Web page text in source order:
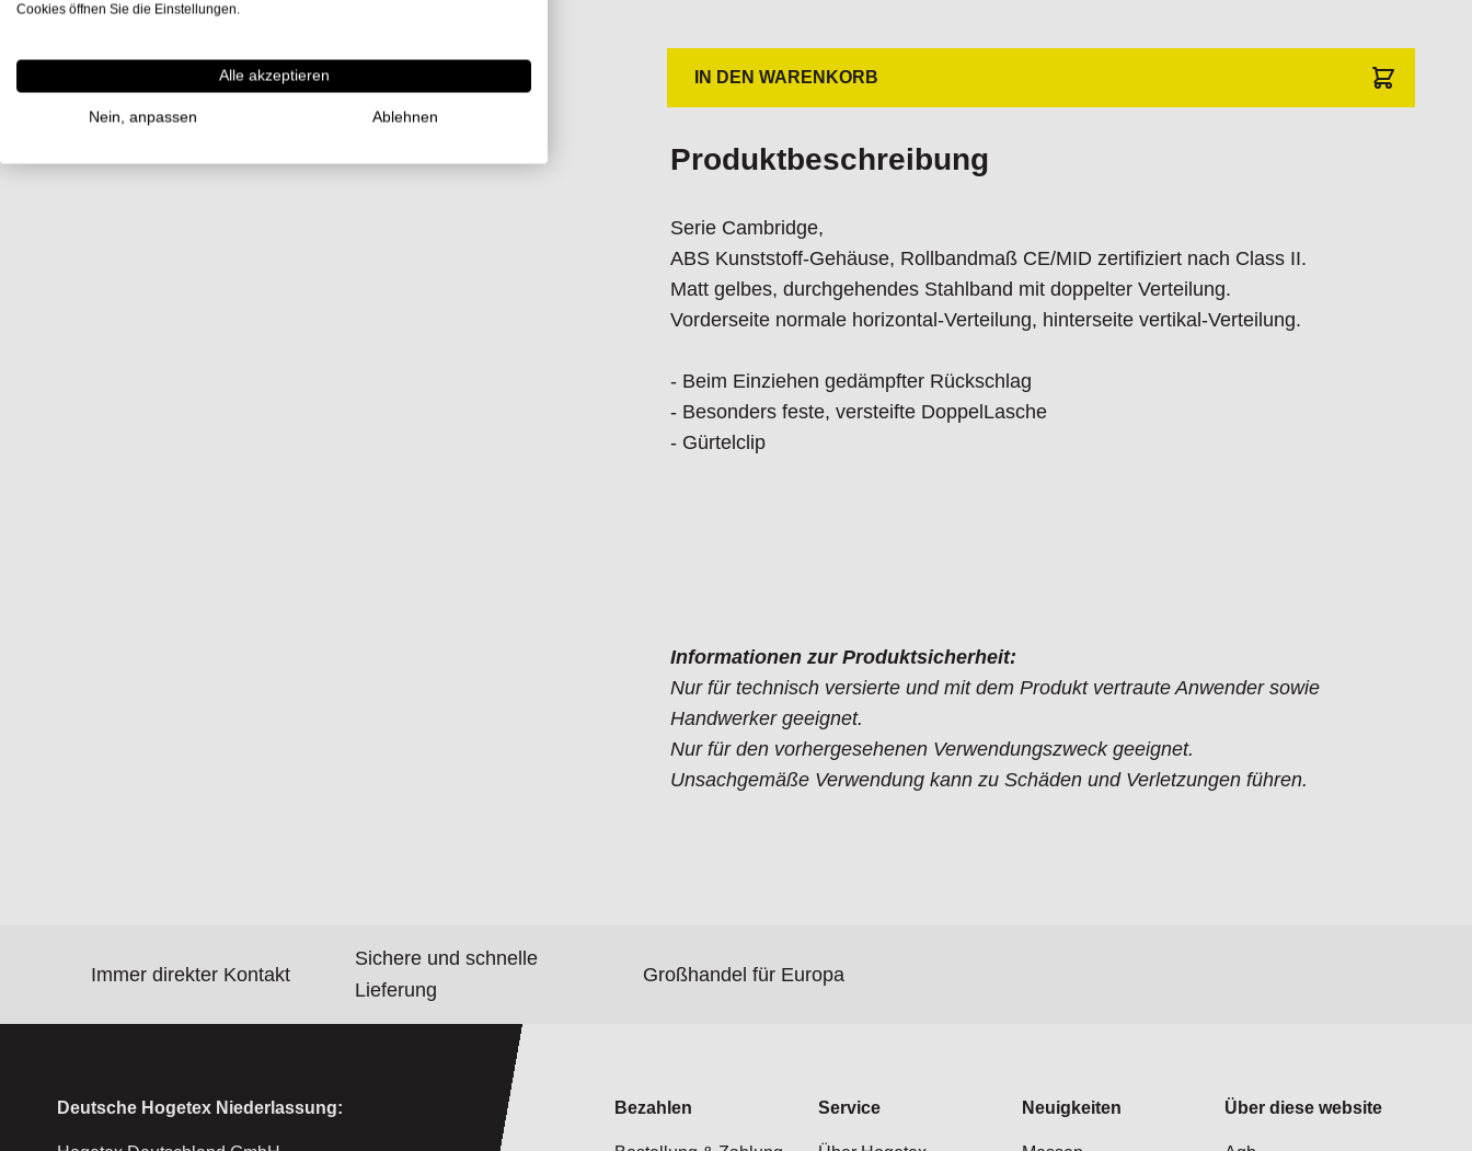
IN DEN WARENKORB
Produktbeschreibung
Serie Cambridge,
ABS Kunststoff-Gehäuse, Rollbandmaß CE/MID zertifiziert nach Class II.
Matt gelbes, durchgehendes Stahlband mit doppelter Verteilung.
Vorderseite normale horizontal-Verteilung, hinterseite vertikal-Verteilung.
- Beim Einziehen gedämpfter Rückschlag
- Besonders feste, versteifte DoppelLasche
- Gürtelclip
Informationen zur Produktsicherheit:
Nur für technisch versierte und mit dem Produkt vertraute Anwender sowie
Handwerker geeignet.
Nur für den vorhergesehenen Verwendungszweck geeignet.
Unsachgemäße Verwendung kann zu Schäden und Verletzungen führen.
Immer direkter Kontakt
Sichere und schnelle
Lieferung
Großhandel für Europa
Deutsche Hogetex Niederlassung: Bezahlen Service Neuigkeiten Über diese website
Cookies öffnen Sie die Einstellungen.
Alle akzeptieren
Nein, anpassen Ablehnen